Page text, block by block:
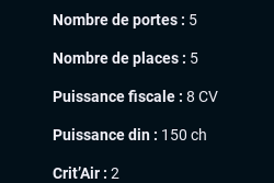
Nombre de portes : 5
Nombre de places : 5
Puissance fiscale : 8 CV
Puissance din : 150 ch
Crit’Air : 2